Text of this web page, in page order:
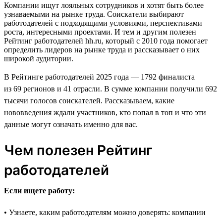
Компании ищут лояльных сотрудников и хотят быть более
узнаваемыми на рынке труда. Соискатели выбирают
работодателей с подходящими условиями, перспективами
роста, интересными проектами. И тем и другим полезен
Рейтинг работодателей hh.ru, который с 2010 года помогает
определить лидеров на рынке труда и рассказывает о них
широкой аудитории.
В Рейтинге работодателей 2025 года — 1792 финалиста
из 69 регионов и 41 отрасли. В сумме компании получили 692
тысячи голосов соискателей. Рассказываем, какие
нововведения ждали участников, кто попал в топ и что эти
данные могут означать именно для вас.
Чем полезен Рейтинг
работодателей
Если ищете работу:
• Узнаете, каким работодателям можно доверять: компании